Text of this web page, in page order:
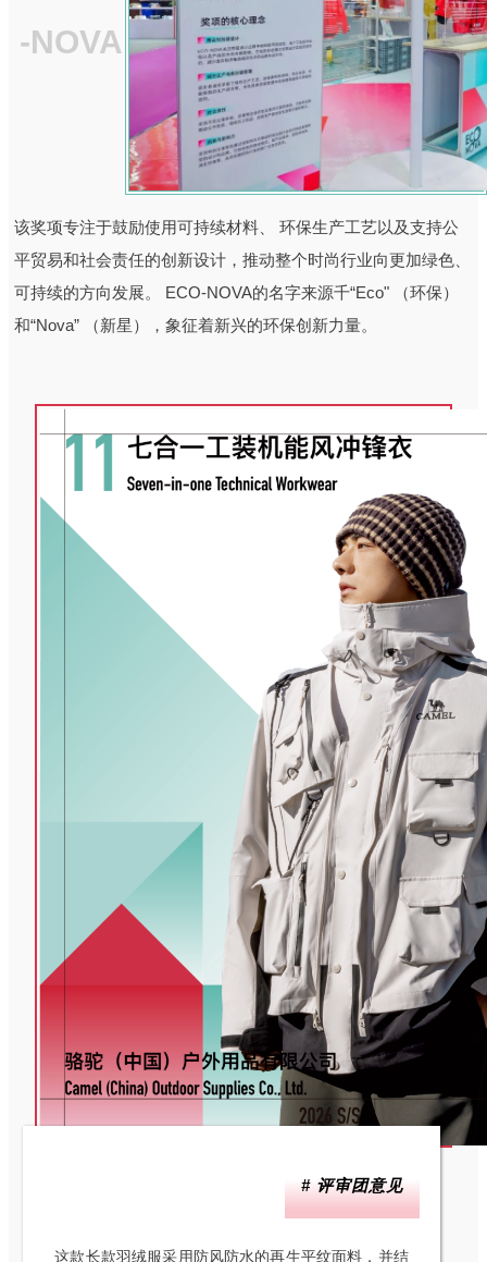
-NOVA
该奖项专注于鼓励使用可持续材料、 环保生产工艺以及支持公
平贸易和社会责任的创新设计，推动整个时尚行业向更加绿色、
可持续的方向发展。 ECO-NOVA的名字来源千“Eco" （环保）
和“Nova” （新星），象征着新兴的环保创新力量。
# 评审团意见
这款长款羽绒服采用防风防水的再生平纹面料，并结